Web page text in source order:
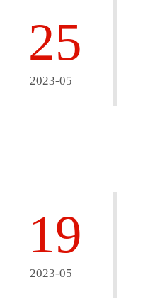
25
2023-05
19
2023-05